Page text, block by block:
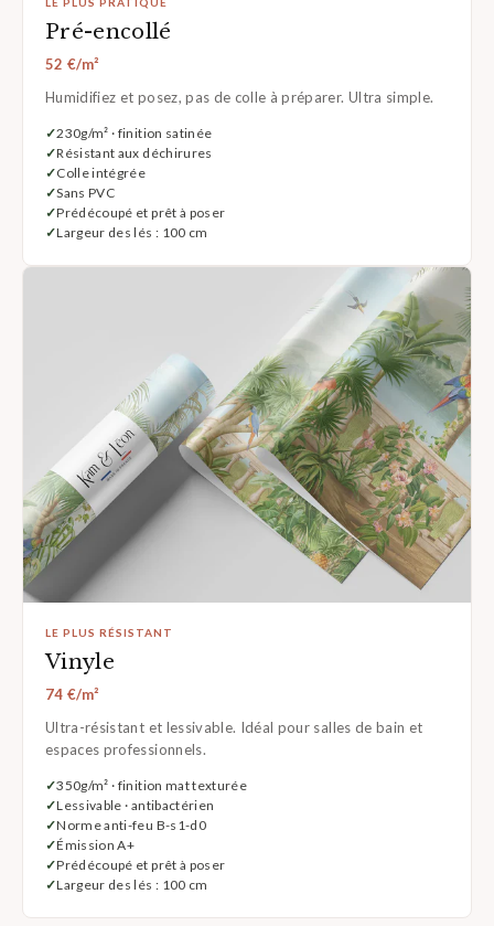
Pré-encollé
52 €/m²
Humidifiez et posez, pas de colle à préparer. Ultra simple.
230g/m² · finition satinée
Résistant aux déchirures
Colle intégrée
Sans PVC
Prédécoupé et prêt à poser
Largeur des lés : 100 cm
LE PLUS RÉSISTANT
Vinyle
74 €/m²
Ultra-résistant et lessivable. Idéal pour salles de bain et
espaces professionnels.
350g/m² · finition mat texturée
Lessivable · antibactérien
Norme anti-feu B-s1-d0
Émission A+
Prédécoupé et prêt à poser
Largeur des lés : 100 cm